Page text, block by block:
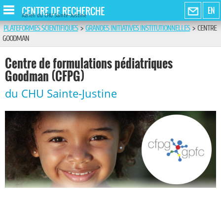
EN
CENTRE DE RECHERCHE
Azrieli du CHU Sainte-Justine
PLATEFORMES SCIENTIFIQUES>GRANDES INITIATIVES INSTITUTIONNELLES>CENTRE
GOODMAN
Centre de formulations pédiatriques
Goodman (CFPG)
du CHU Sainte-Justine